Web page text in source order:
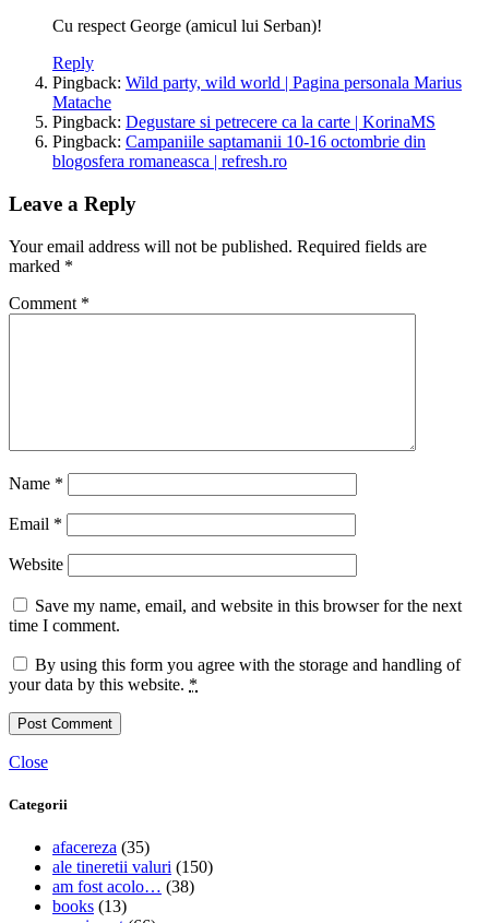
Cu respect George (amicul lui Serban)!
Reply
Pingback: Wild party, wild world | Pagina personala Marius
Matache
Pingback: Degustare si petrecere ca la carte | KorinaMS
Pingback: Campaniile saptamanii 10-16 octombrie din
blogosfera romaneasca | refresh.ro
Leave a Reply
Your email address will not be published. Required fields are
marked *
Comment *
Name *
Email *
Website
Save my name, email, and website in this browser for the next
time I comment.
By using this form you agree with the storage and handling of
your data by this website. *
Close
Categorii
afacereza (35)
ale tineretii valuri (150)
am fost acolo… (38)
books (13)